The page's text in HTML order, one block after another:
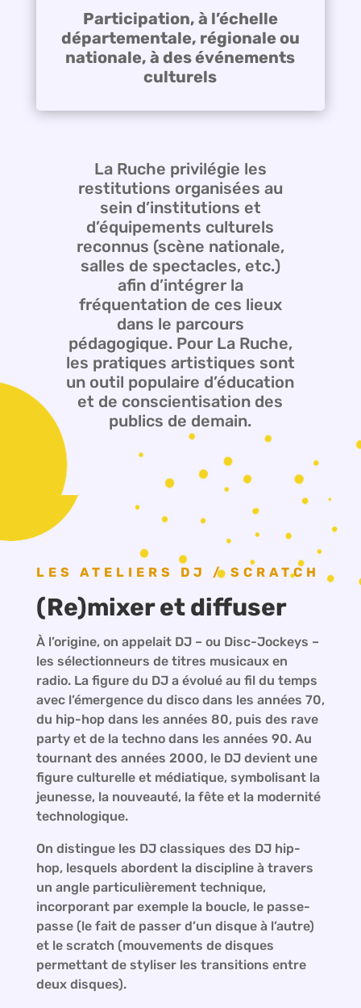
Participation, à l’échelle
départementale, régionale ou
nationale, à des événements
culturels
La Ruche privilégie les
restitutions organisées au
sein d’institutions et
d’équipements culturels
reconnus (scène nationale,
salles de spectacles, etc.)
afin d’intégrer la
fréquentation de ces lieux
dans le parcours
pédagogique. Pour La Ruche,
les pratiques artistiques sont
un outil populaire d’éducation
et de conscientisation des
publics de demain.
LES ATELIERS DJ / SCRATCH
(Re)mixer et diffuser
À l’origine, on appelait DJ – ou Disc-Jockeys –
les sélectionneurs de titres musicaux en
radio. La figure du DJ a évolué au fil du temps
avec l’émergence du disco dans les années 70,
du hip-hop dans les années 80, puis des rave
party et de la techno dans les années 90. Au
tournant des années 2000, le DJ devient une
figure culturelle et médiatique, symbolisant la
jeunesse, la nouveauté, la fête et la modernité
technologique.
On distingue les DJ classiques des DJ hip-
hop, lesquels abordent la discipline à travers
un angle particulièrement technique,
incorporant par exemple la boucle, le passe-
passe (le fait de passer d’un disque à l’autre)
et le scratch (mouvements de disques
permettant de styliser les transitions entre
deux disques).